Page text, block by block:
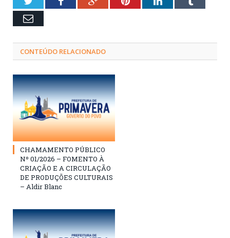
Email
CONTEÚDO RELACIONADO
CHAMAMENTO PÚBLICO
Nº 01/2026 – FOMENTO À
CRIAÇÃO E A CIRCULAÇÃO
DE PRODUÇÕES CULTURAIS
– Aldir Blanc